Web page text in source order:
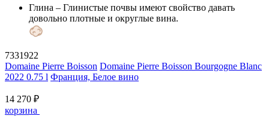
Глина – Глинистые почвы имеют свойство давать
довольно плотные и округлые вина.
7331922
Domaine Pierre Boisson Domaine Pierre Boisson Bourgogne Blanc
2022 0.75 l Франция, Белое вино
14 270 ₽
корзина